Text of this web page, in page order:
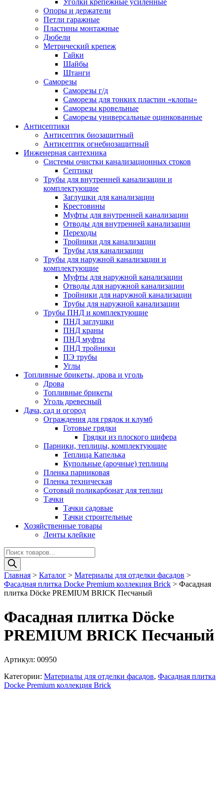
Опоры и держатели
Петли гаражные
Пластины монтажные
Дюбели
Метрический крепеж
Гайки
Шайбы
Штанги
Саморезы
Саморезы г/д
Саморезы для тонких пластин «клопы»
Саморезы кровельные
Саморезы универсальные оцинкованные
Антисептики
Антисептик биозащитный
Антисептик огнебиозащитный
Инженерная сантехника
Системы очистки канализационных стоков
Септики
Трубы для внутренней канализации и
комплектующие
Заглушки для канализации
Крестовины
Муфты для внутренней канализации
Отводы для внутренней канализации
Переходы
Тройники для канализации
Трубы для канализации
Трубы для наружной канализации и
комплектующие
Муфты для наружной канализации
Отводы для наружной канализации
Тройники для наружной канализации
Трубы для наружной канализации
Трубы ПНД и комплектующие
ПНД заглушки
ПНД краны
ПНД муфты
ПНД тройники
ПЭ трубы
Углы
Топливные брикеты, дрова и уголь
Дрова
Топливные брикеты
Уголь древесный
Дача, сад и огород
Ограждения для грядок и клумб
Готовые грядки
Грядки из плоского шифера
Парники, теплицы, комплектующие
Теплица Капелька
Купольные (арочные) теплицы
Пленка парниковая
Пленка техническая
Сотовый поликарбонат для теплиц
Тачки
Тачки садовые
Тачки строительные
Хозяйственные товары
Ленты клейкие
Поиск
товаров
Главная > Каталог > Материалы для отделки фасадов >
Фасадная плитка Docke Premium коллекция Brick > Фасадная
плитка Döcke PREMIUM BRICK Песчаный
Фасадная плитка Döcke
PREMIUM BRICK Песчаный
Артикул: 00950
Категории: Материалы для отделки фасадов, Фасадная плитка
Docke Premium коллекция Brick